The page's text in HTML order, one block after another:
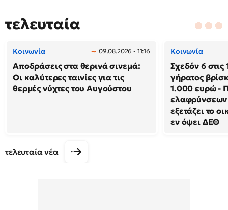
τελευταία
Κοινωνία 09.08.2026 - 11:16
Αποδράσεις στα θερινά σινεμά:
Οι καλύτερες ταινίες για τις
θερμές νύχτες του Αυγούστου
Κοινωνία
Σχεδόν 6 στις
γήρατος
1.000 ευρώ -
εξετάζει το
εν όψει ΔΕΘ
τελευταία νέα